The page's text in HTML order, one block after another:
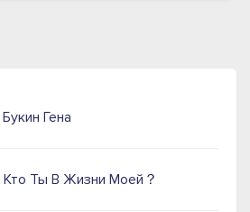
Букин Гена
Кто Ты В Жизни Моей？